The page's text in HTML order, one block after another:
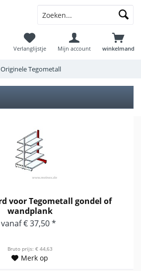
winkelmand
Verlanglijstje Mijn account
Originele Tegometall
voor Tegometall gondel of
wandplank
vanaf € 37,50 *
Bruto prijs: € 44,63
Merk op